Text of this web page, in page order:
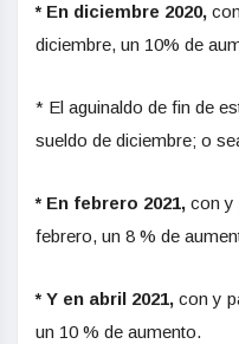
* En diciembre 2020,
diciembre, un 10% de
* El aguinaldo de fin de
sueldo de diciembre; o
* En febrero 2021, con y
febrero, un 8 % de
* Y en abril 2021, con y
un 10 % de aumento.